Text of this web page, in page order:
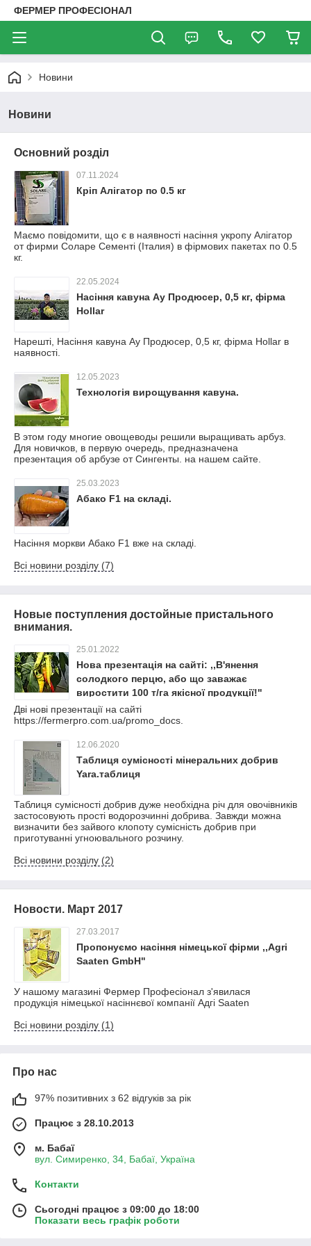
ФЕРМЕР ПРОФЕСІОНАЛ
Новини
Новини
Основний розділ
07.11.2024
Кріп Алігатор по 0.5 кг
Маємо повідомити, що є в наявності насіння укропу Алігатор
от фирми Соларе Сементі (Італия) в фірмових пакетах по 0.5
кг.
22.05.2024
Насіння кавуна Ау Продюсер, 0,5 кг, фірма
Hollar
Нарешті, Насіння кавуна Ау Продюсер, 0,5 кг, фірма Hollar в
наявності.
12.05.2023
Технологія вирощування кавуна.
В этом году многие овощеводы решили выращивать арбуз.
Для новичков, в первую очередь, предназначена
презентация об арбузе от Сингенты. на нашем сайте.
25.03.2023
Абако F1 на складі.
Насіння моркви Абако F1 вже на складі.
Всі новини розділу (7)
Новые поступления достойные пристального
внимания.
25.01.2022
Нова презентація на сайті: ,,В'янення
солодкого перцю, або що заважає
виростити 100 т/га якісної продукції!"
Дві нові презентації на сайті
https://fermerpro.com.ua/promo_docs.
12.06.2020
Таблиця сумісності мінеральних добрив
Yara.таблиця
Таблиця сумісності добрив дуже необхідна річ для овочівників
застосовують прості водорозчинні добрива. Завжди можна
визначити без зайвого клопоту сумісність добрив при
приготуванні угноювального розчину.
Всі новини розділу (2)
Новости. Март 2017
27.03.2017
Пропонуємо насіння німецької фірми ,,Agri
Saaten GmbH"
У нашому магазині Фермер Професіонал з'явилася
продукція німецької насіннєвої компанії Адгі Saaten
Всі новини розділу (1)
Про нас
97% позитивних з 62 відгуків за рік
Працює з 28.10.2013
м. Бабаї
вул. Симиренко, 34, Бабаї, Україна
Контакти
Сьогодні працює з 09:00 до 18:00
Показати весь графік роботи